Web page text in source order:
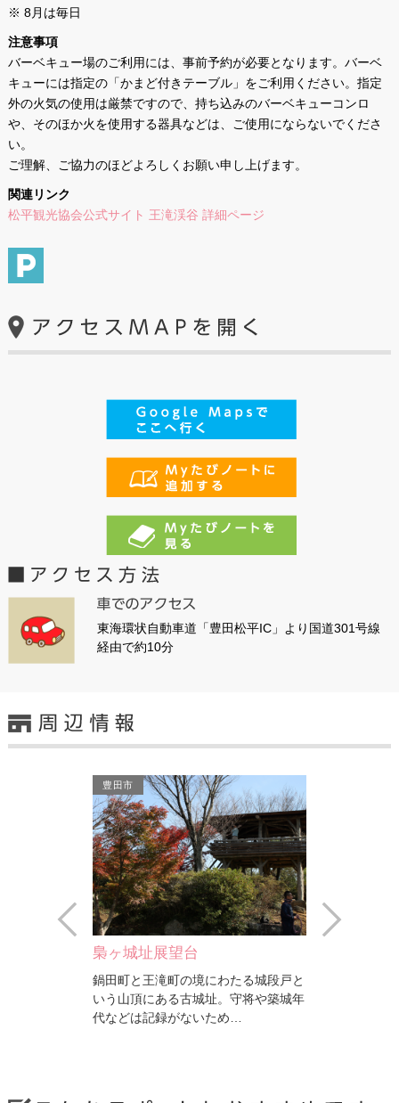
※ 8月は毎日
注意事項
バーベキュー場のご利用には、事前予約が必要となります。バーベ
キューには指定の「かまど付きテーブル」をご利用ください。指定
外の火気の使用は厳禁ですので、持ち込みのバーベキューコンロ
や、そのほか火を使用する器具などは、ご使用にならないでくださ
い。
ご理解、ご協力のほどよろしくお願い申し上げます。
関連リンク
松平観光協会公式サイト 王滝渓谷 詳細ページ
東海環状自動車道「豊田松平IC」より国道301号線
経由で約10分
豊田市
梟ヶ城址展望台
鍋田町と王滝町の境にわたる城段戸と
いう山頂にある古城址。守将や築城年
代などは記録がないため…
Prev